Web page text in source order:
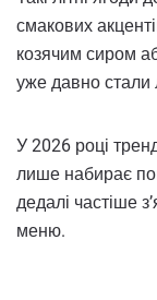
смакових
козячим сиром
уже давно стали
У 2026 році
лише набирає
дедалі частіше
меню.